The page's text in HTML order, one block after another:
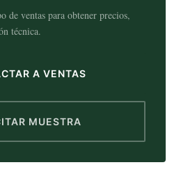
de ventas para obtener precios,
técnica.
A VENTAS
MUESTRA